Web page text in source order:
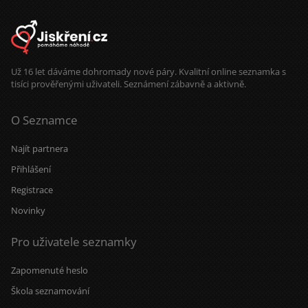
Už 16 let dáváme dohromady nové páry. Kvalitní online seznamka s
tisíci prověřenými uživateli. Seznámení zábavně a aktivně.
O Seznamce
Najít partnera
Přihlášení
Registrace
Novinky
Pro uživatele seznamky
Zapomenuté heslo
Škola seznamování